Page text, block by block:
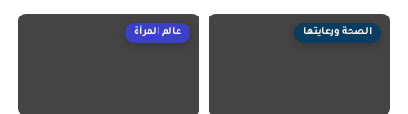
الصحة ورعايتها عالم المرأة